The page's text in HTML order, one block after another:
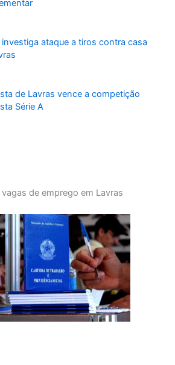
investiga ataque a tiros contra casa
de Lavras vence a competição
Série A
de emprego em Lavras